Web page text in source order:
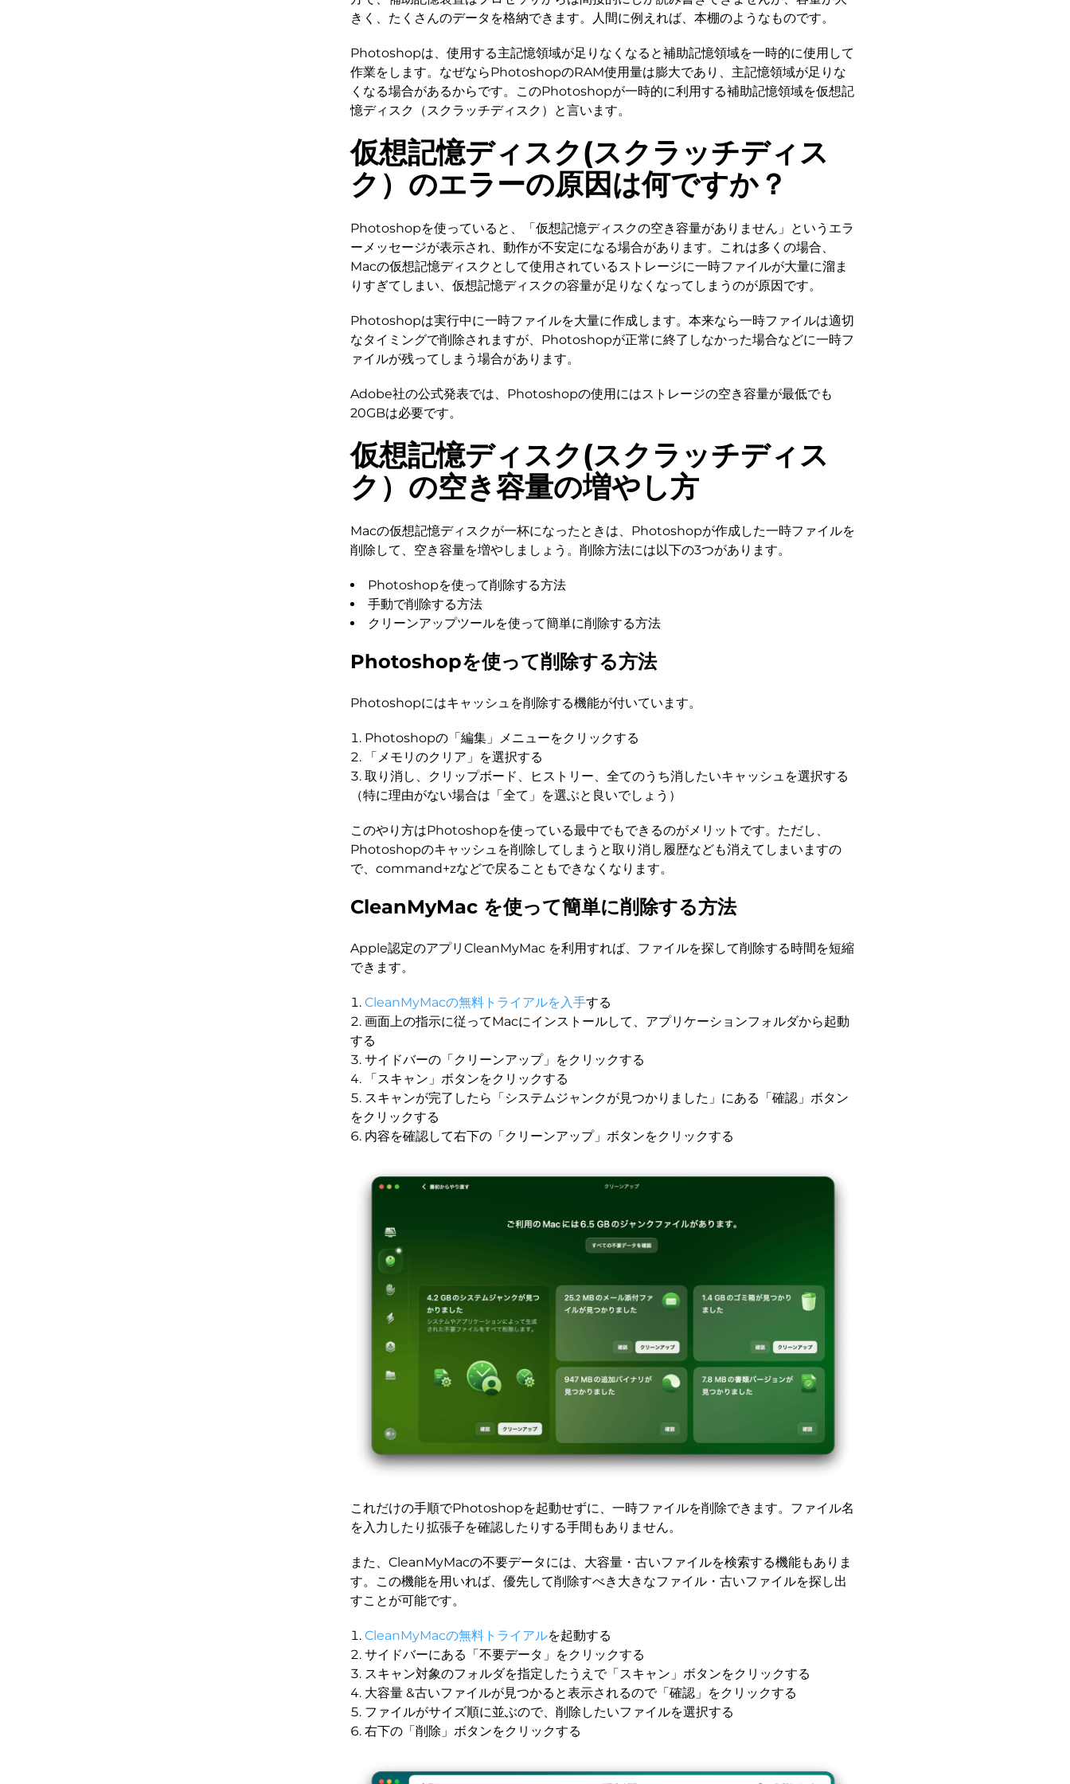
きく、たくさんのデータを格納できます。人間に例えれば、本棚のようなものです。
Photoshopは、使用する主記憶領域が足りなくなると補助記憶領域を一時的に使用して
作業をします。なぜならPhotoshopのRAM使用量は膨大であり、主記憶領域が足りな
くなる場合があるからです。このPhotoshopが一時的に利用する補助記憶領域を仮想記
憶ディスク（スクラッチディスク）と言います。
仮想記憶ディスク(スクラッチディス
ク）のエラーの原因は何ですか？
Photoshopを使っていると、「仮想記憶ディスクの空き容量がありません」というエラ
ーメッセージが表示され、動作が不安定になる場合があります。これは多くの場合、
Macの仮想記憶ディスクとして使用されているストレージに一時ファイルが大量に溜ま
りすぎてしまい、仮想記憶ディスクの容量が足りなくなってしまうのが原因です。
Photoshopは実行中に一時ファイルを大量に作成します。本来なら一時ファイルは適切
なタイミングで削除されますが、Photoshopが正常に終了しなかった場合などに一時フ
ァイルが残ってしまう場合があります。
Adobe社の公式発表では、Photoshopの使用にはストレージの空き容量が最低でも
20GBは必要です。
仮想記憶ディスク(スクラッチディス
ク）の空き容量の増やし方
Macの仮想記憶ディスクが一杯になったときは、Photoshopが作成した一時ファイルを
削除して、空き容量を増やしましょう。削除方法には以下の3つがあります。
Photoshopを使って削除する方法
手動で削除する方法
クリーンアップツールを使って簡単に削除する方法
Photoshopを使って削除する方法
Photoshopにはキャッシュを削除する機能が付いています。
Photoshopの「編集」メニューをクリックする
「メモリのクリア」を選択する
取り消し、クリップボード、ヒストリー、全てのうち消したいキャッシュを選択する
（特に理由がない場合は「全て」を選ぶと良いでしょう）
このやり方はPhotoshopを使っている最中でもできるのがメリットです。ただし、
Photoshopのキャッシュを削除してしまうと取り消し履歴なども消えてしまいますの
で、command+zなどで戻ることもできなくなります。
CleanMyMac を使って簡単に削除する方法
Apple認定のアプリCleanMyMac を利用すれば、ファイルを探して削除する時間を短縮
できます。
CleanMyMacの無料トライアルを入手する
画面上の指示に従ってMacにインストールして、アプリケーションフォルダから起動
する
サイドバーの「クリーンアップ」をクリックする
「スキャン」ボタンをクリックする
スキャンが完了したら「システムジャンクが見つかりました」にある「確認」ボタン
をクリックする
内容を確認して右下の「クリーンアップ」ボタンをクリックする
これだけの手順でPhotoshopを起動せずに、一時ファイルを削除できます。ファイル名
を入力したり拡張子を確認したりする手間もありません。
また、CleanMyMacの不要データには、大容量・古いファイルを検索する機能もありま
す。この機能を用いれば、優先して削除すべき大きなファイル・古いファイルを探し出
すことが可能です。
CleanMyMacの無料トライアルを起動する
サイドバーにある「不要データ」をクリックする
スキャン対象のフォルダを指定したうえで「スキャン」ボタンをクリックする
大容量 &古いファイルが見つかると表示されるので「確認」をクリックする
ファイルがサイズ順に並ぶので、削除したいファイルを選択する
右下の「削除」ボタンをクリックする